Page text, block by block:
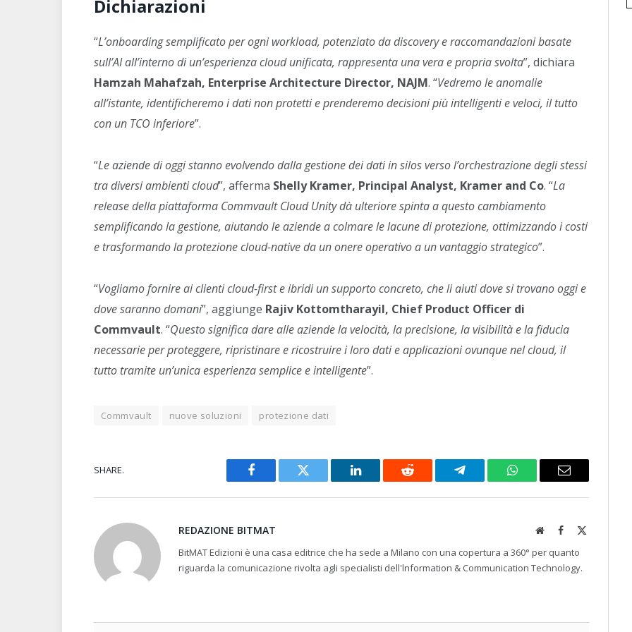
Dichiarazioni
“L’onboarding semplificato per ogni workload, potenziato da discovery e raccomandazioni basate
sull’AI all’interno di un’esperienza cloud unificata, rappresenta una vera e propria svolta”, dichiara
Hamzah Mahafzah, Enterprise Architecture Director, NAJM. “Vedremo le anomalie
all’istante, identificheremo i dati non protetti e prenderemo decisioni più intelligenti e veloci, il tutto
con un TCO inferiore”.
“Le aziende di oggi stanno evolvendo dalla gestione dei dati in silos verso l’orchestrazione degli stessi
tra diversi ambienti cloud”, afferma Shelly Kramer, Principal Analyst, Kramer and Co. “La
release della piattaforma Commvault Cloud Unity dà ulteriore spinta a questo cambiamento
semplificando la gestione, aiutando le aziende a colmare le lacune di protezione, ottimizzando i costi
e trasformando la protezione cloud-native da un onere operativo a un vantaggio strategico”.
“Vogliamo fornire ai clienti cloud-first e ibridi un supporto concreto, che li aiuti dove si trovano oggi e
dove saranno domani”, aggiunge Rajiv Kottomtharayil, Chief Product Officer di
Commvault. “Questo significa dare alle aziende la velocità, la precisione, la visibilità e la fiducia
necessarie per proteggere, ripristinare e ricostruire i loro dati e applicazioni ovunque nel cloud, il
tutto tramite un’unica esperienza semplice e intelligente”.
Commvault nuove soluzioni protezione dati
SHARE.
Facebook Twitter LinkedIn Reddit Telegram WhatsAppEmail
REDAZIONE BITMAT WebsiteFacebook
BitMAT Edizioni è una casa editrice che ha sede a Milano con una copertura a 360° per quanto
riguarda la comunicazione rivolta agli specialisti dell'lnformation & Communication Technology.